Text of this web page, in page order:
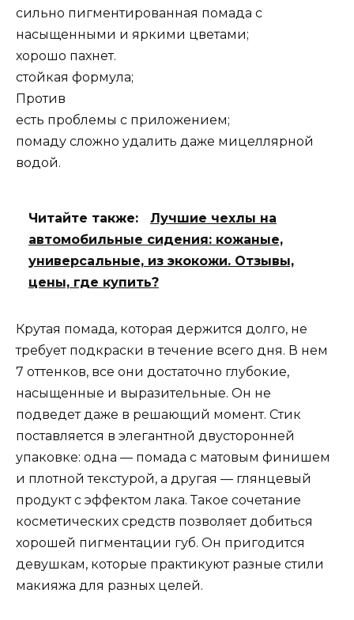
сильно пигментированная помада с
насыщенными и яркими цветами;
хорошо пахнет.
стойкая формула;
Против
есть проблемы с приложением;
помаду сложно удалить даже мицеллярной
водой.
Читайте также:
Лучшие чехлы на
автомобильные сидения: кожаные,
универсальные, из экокожи. Отзывы,
цены, где купить?
Крутая помада, которая держится долго, не
требует подкраски в течение всего дня. В нем
7 оттенков, все они достаточно глубокие,
насыщенные и выразительные. Он не
подведет даже в решающий момент. Стик
поставляется в элегантной двусторонней
упаковке: одна — помада с матовым финишем
и плотной текстурой, а другая — глянцевый
продукт с эффектом лака. Такое сочетание
косметических средств позволяет добиться
хорошей пигментации губ. Он пригодится
девушкам, которые практикуют разные стили
макияжа для разных целей.